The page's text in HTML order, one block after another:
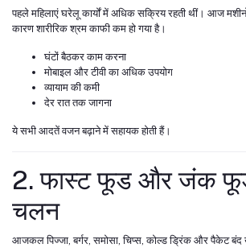
पहले महिलाएं घरेलू कार्यों में अधिक सक्रिय रहती थीं। आज
कारण शारीरिक श्रम काफी कम हो गया है।
घंटों बैठकर काम करना
मोबाइल और टीवी का अधिक उपयोग
व्यायाम की कमी
देर रात तक जागना
ये सभी आदतें वजन बढ़ाने में सहायक होती हैं।
2. फास्ट फूड और जंक
चलन
आजकल पिज्जा, बर्गर, समोसा, चिप्स, कोल्ड ड्रिंक और पैकेट बंद